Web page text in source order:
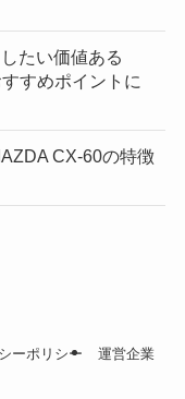
たい価値ある
すめポイントに
CX-60の特徴
ーポリシー 運営企業